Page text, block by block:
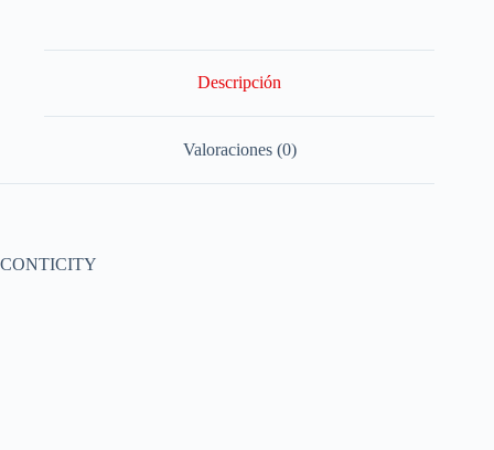
Descripción
Valoraciones (0)
CONTICITY